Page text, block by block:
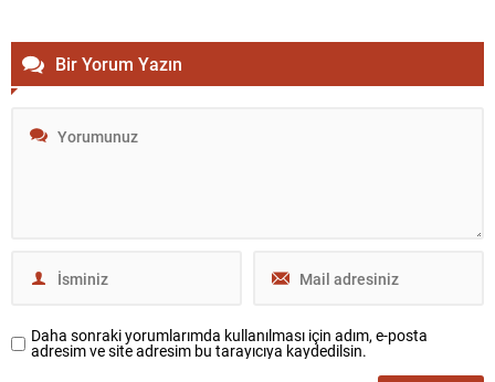
Bir Yorum Yazın
Daha sonraki yorumlarımda kullanılması için adım, e-posta
adresim ve site adresim bu tarayıcıya kaydedilsin.